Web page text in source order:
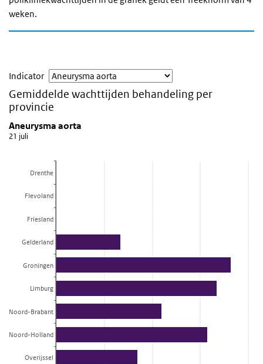
weken.
Indicator
Gemiddelde wachttijden behandeling per
provincie
Aneurysma aorta
Staaf grafiek met 40 reeksen.
Bekijk als data tabel.
De grafiek heeft 1 X-as die categories weergeeft.
De grafiek heeft 1 Y-as die Weken weergeeft.
21 juli
Aneurysma aorta
Drenthe
Flevoland
Friesland
Gelderland
Groningen
Limburg
Noord-Brabant
Noord-Holland
Overijssel